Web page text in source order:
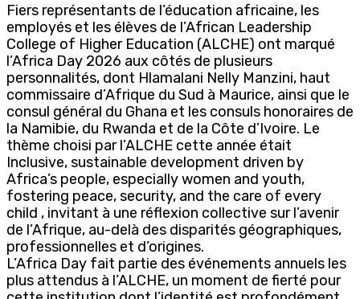
Fiers représentants de l’éducation africaine, les
employés et les élèves de l’African Leadership
College of Higher Education (ALCHE) ont marqué
l’Africa Day 2026 aux côtés de plusieurs
personnalités, dont Hlamalani Nelly Manzini, haut
commissaire d’Afrique du Sud à Maurice, ainsi que le
consul général du Ghana et les consuls honoraires de
la Namibie, du Rwanda et de la Côte d’Ivoire. Le
thème choisi par l’ALCHE cette année était
Inclusive, sustainable development driven by
Africa’s people, especially women and youth,
fostering peace, security, and the care of every
child , invitant à une réflexion collective sur l’avenir
de l’Afrique, au-delà des disparités géographiques,
professionnelles et d’origines.
L’Africa Day fait partie des événements annuels les
plus attendus à l’ALCHE, un moment de fierté pour